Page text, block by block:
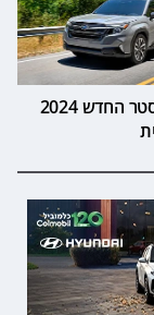
סובארו פורסטר החדש 2024